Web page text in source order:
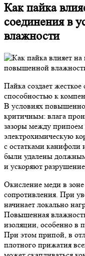
Как пайка
соединения в
влажности
Пайка создает
способностью к
В условиях
критичным: влага
зазоры между
электрохимическую
с остатками
были удалены
и ускоряют
Окисление меди в
сопротивления. При
начинает локально
Повышенная
изоляции, особенно в
При этом припой, в
плотного прижатия